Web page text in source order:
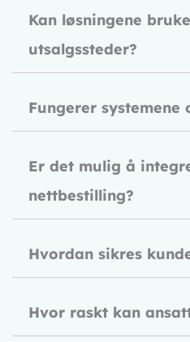
Kan løsningene
utsalgssteder?
Fungerer systemene
Er det mulig å
nettbestilling?
Hvordan sikres
Hvor raskt kan